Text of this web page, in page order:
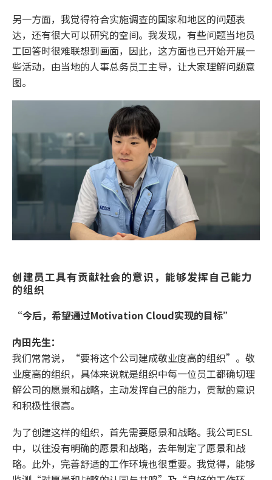
另一方面，我觉得符合实施调查的国家和地区的问题表
达，还有很大可以研究的空间。我发现，有些问题当地员
工回答时很难联想到画面，因此，这方面也已开始开展一
些活动，由当地的人事总务员工主导，让大家理解问题意
图。
创建员工具有贡献社会的意识，能够发挥自己能力
的组织
“今后，希望通过Motivation Cloud实现的目标”
内田先生：
我们常常说，“要将这个公司建成敬业度高的组织”。敬
业度高的组织，具体来说就是组织中每一位员工都确切理
解公司的愿景和战略，主动发挥自己的能力，贡献的意识
和积极性很高。
为了创建这样的组织，首先需要愿景和战略。我公司ESL
中，以往没有明确的愿景和战略，去年制定了愿景和战
略。此外，完善舒适的工作环境也很重要。我觉得，能够